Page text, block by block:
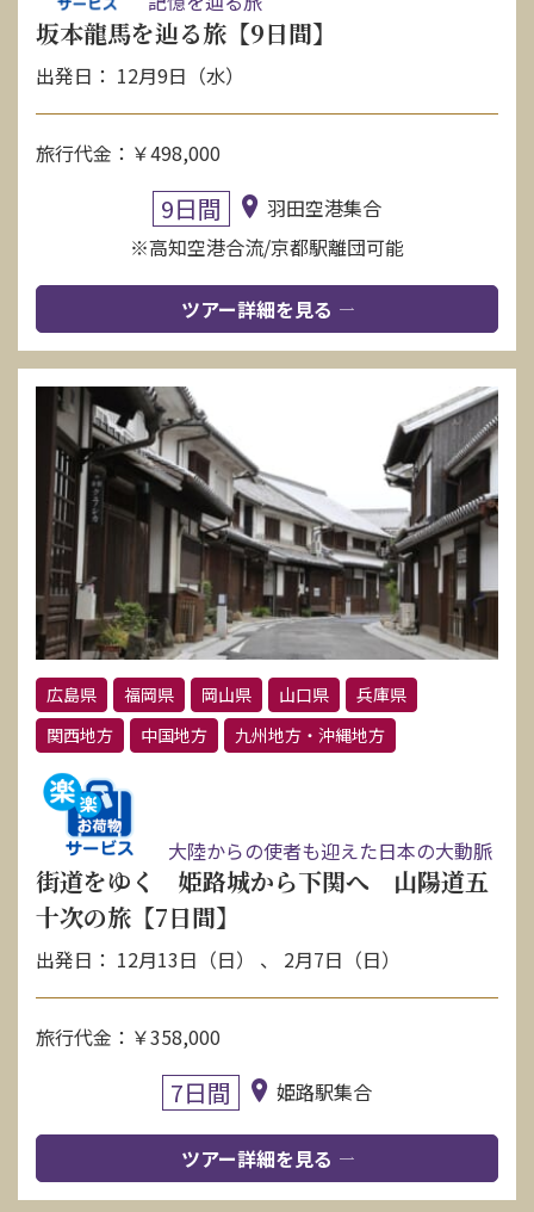
坂本龍馬を辿る旅【9日間】
出発日： 12月9日（水）
旅行代金：￥498,000
9日間
羽田空港集合
※高知空港合流/京都駅離団可能
ツアー詳細を見る
広島県 福岡県 岡山県 山口県
兵庫県
関西地方
中国地方 九州地方・沖縄地方
大陸からの使者も迎えた日本の大動脈
街道をゆく 姫路城から下関へ 山陽道五
十次の旅【7日間】
出発日： 12月13日（日） 、 2月7日（日）
旅行代金：￥358,000
7日間 姫路駅集合
ツアー詳細を見る